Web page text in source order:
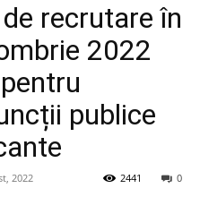
recrutare în
2022
publice
2022 0
2441